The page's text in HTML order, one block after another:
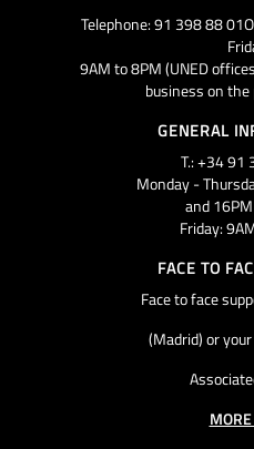
Telephone: 91 398 88
9AM to 8PM (UNED
business on the
GENERAL
T.: +34 91
Monday -
and
Friday:
FACE TO
Face to face
(Madrid) or